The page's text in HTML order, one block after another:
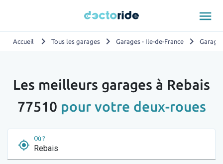
menu
Accueil chevron_right Tous les garages chevron_right Garages - Ile-de-France chevron_right
Les meilleurs garages à Rebais
77510 pour votre deux-roues
my_location
Où ?